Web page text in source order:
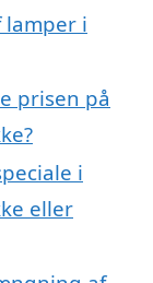
i
prisen på
i
eller